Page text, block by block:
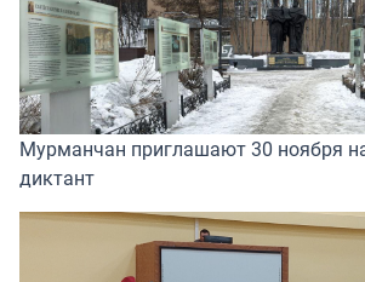
Мурманчан приглашают 30 ноября
диктант